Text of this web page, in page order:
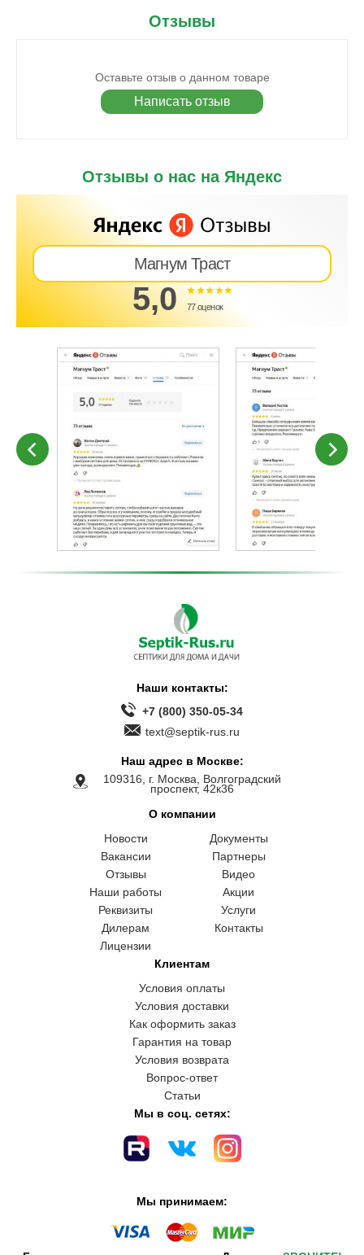
Отзывы
Оставьте отзыв о данном товаре
Написать отзыв
Отзывы о нас на Яндекс
Магнум Траст
5,0 77 оценок
Наши контакты:
+7 (800) 350-05-34
text@septik-rus.ru
Наш адрес в Москве:
109316, г. Москва, Волгоградский
проспект, 42к36
О компании
Новости
Документы
Вакансии
Партнеры
Отзывы
Видео
Наши работы
Акции
Реквизиты
Услуги
Дилерам
Контакты
Лицензии
Клиентам
Условия оплаты
Условия доставки
Как оформить заказ
Гарантия на товар
Условия возврата
Вопрос-ответ
Статьи
Мы в соц. сетях:
Мы принимаем: